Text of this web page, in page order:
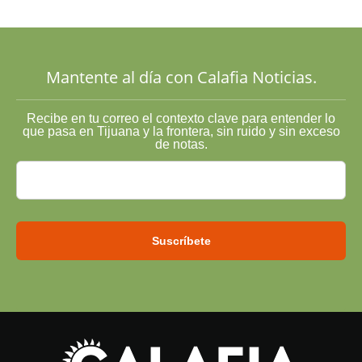
Mantente al día con Calafia Noticias.
Recibe en tu correo el contexto clave para entender lo
que pasa en Tijuana y la frontera, sin ruido y sin exceso
de notas.